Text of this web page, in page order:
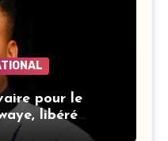
pour le
libéré